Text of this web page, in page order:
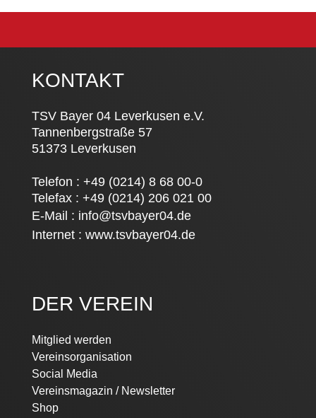
KONTAKT
TSV Bayer 04 Leverkusen e.V.
Tannenbergstraße 57
51373 Leverkusen
Telefon : +49 (0214) 8 68 00-0
Telefax : +49 (0214) 206 021 00
E-Mail : info@tsvbayer04.de
Internet : www.tsvbayer04.de
DER VEREIN
Navigation
überspringen
Mitglied werden
Vereinsorganisation
Social Media
Vereinsmagazin / Newsletter
Shop